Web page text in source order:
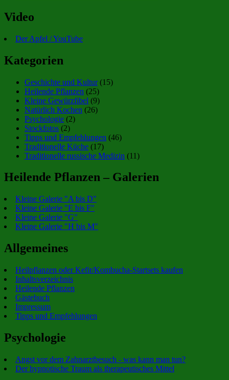
Video
Der Apfel / YouTube
Kategorien
Geschichte und Kultur(15)
Heilende Pflanzen (25)
Kleine Gewürzfibel (9)
Natürlich Kochen (26)
Psychologie (2)
Stockfotos (2)
Tipps und Empfehlungen (46)
Traditionelle Küche (17)
Traditionelle russische Medizin (11)
Heilende Pflanzen – Galerien
Kleine Galerie "A bis D"
Kleine Galerie "E bis F"
Kleine Galerie "G"
Kleine Galerie "H bis M"
Allgemeines
Heilpflanzen oder Kefir/Kombucha-Startsets kaufen
Inhaltsverzeichnis
Heilende Pflanzen
Gästebuch
Impressum
Tipps und Empfehlungen
Psychologie
Angst vor dem Zahnarztbesuch - was kann man tun?
Der hypnotische Traum als therapeutisches Mittel